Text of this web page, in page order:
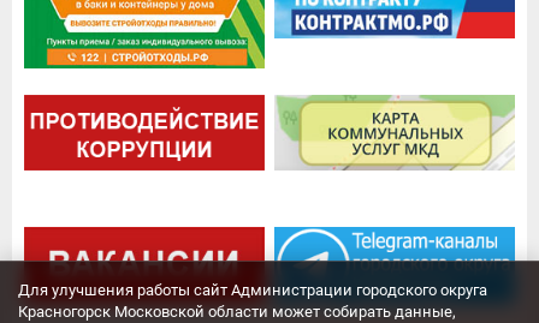
Для улучшения работы сайт Администрации городского округа
Красногорск Московской области может собирать данные,